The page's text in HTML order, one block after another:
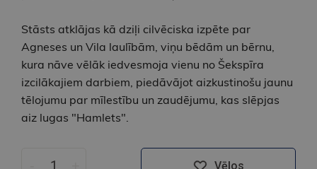
Stāsts atklājas kā dziļi cilvēciska izpēte par
Agneses un Vila laulībām, viņu bēdām un bērnu,
kura nāve vēlāk iedvesmoja vienu no Šekspīra
izcilākajiem darbiem, piedāvājot aizkustinošu jaunu
tēlojumu par mīlestību un zaudējumu, kas slēpjas
aiz lugas "Hamlets".
Vēlos